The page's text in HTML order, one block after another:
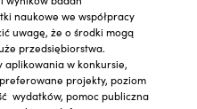
naukowe we współpracy
uwagę, że o środki mogą
przedsiębiorstwa.
aplikowania w konkursie,
projekty, poziom
wydatków, pomoc publiczna